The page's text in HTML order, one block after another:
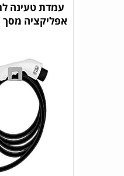
אפליקציה מסך LCD חכם CILTEC18